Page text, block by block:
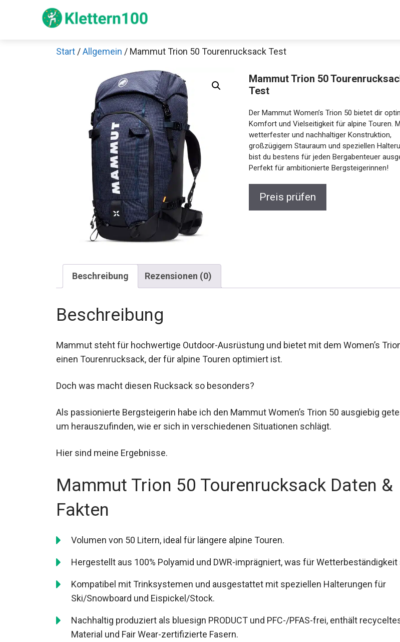
Start /Allgemein / Mammut Trion 50 Tourenrucksack Test
Mammut Trion 50
Test
Der Mammut Women’s Trion 50 bietet dir
Komfort und Vielseitigkeit für alpine Touren.
wetterfester und nachhaltiger Konstruktion,
großzügigem Stauraum und speziellen
bist du bestens für jeden Bergabenteuer
Perfekt für ambitionierte Bergsteigerinnen!
Preis prüfen
Beschreibung Rezensionen (0)
Beschreibung
Mammut steht für hochwertige Outdoor-Ausrüstung und bietet mit dem Women’s
einen Tourenrucksack, der für alpine Touren optimiert ist.
Doch was macht diesen Rucksack so besonders?
Als passionierte Bergsteigerin habe ich den Mammut Women’s Trion 50 ausgiebig
um herauszufinden, wie er sich in verschiedenen Situationen schlägt.
Hier sind meine Ergebnisse.
Mammut Trion 50 Tourenrucksack Daten &
Fakten
Volumen von 50 Litern, ideal für längere alpine Touren.
Hergestellt aus 100% Polyamid und DWR-imprägniert, was für Wetterbeständigkeit
Kompatibel mit Trinksystemen und ausgestattet mit speziellen Halterungen für
Nachhaltig produziert als bluesign PRODUCT und PFC-/PFAS-frei, enthält recyceltes
Decathlon Sale
Schaue dir jetzt die meistverkauften Produkte im
Jetzt anschauen